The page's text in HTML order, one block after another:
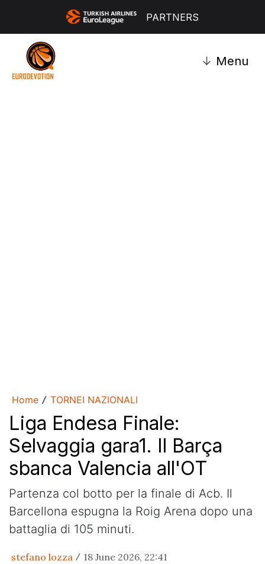
PARTNERS
↓ Menu
Home / TORNEI NAZIONALI
Liga Endesa Finale:
Selvaggia gara1. Il Barça
sbanca Valencia all'OT
Partenza col botto per la finale di Acb. Il
Barcellona espugna la Roig Arena dopo una
battaglia di 105 minuti.
stefano lozza / 18 June 2026, 22:41